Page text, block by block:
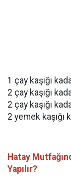
1 çay kaşığı
2 çay kaşığı
2 çay kaşığı
2 yemek kaşığı
Hatay
Yapılır?